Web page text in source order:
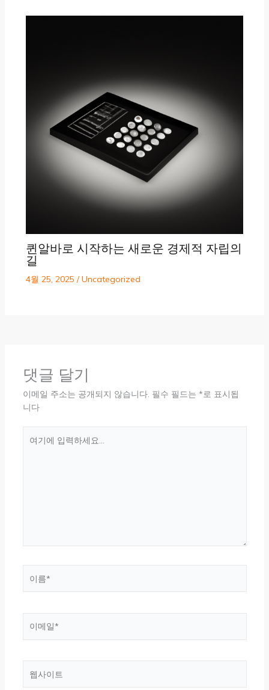
퀸알바로 시작하는 새로운 경제적 자립의
길
4월 25, 2025 /Uncategorized
댓글 달기
이메일 주소는 공개되지 않습니다. 필수 필드는 *로 표시됩
니다